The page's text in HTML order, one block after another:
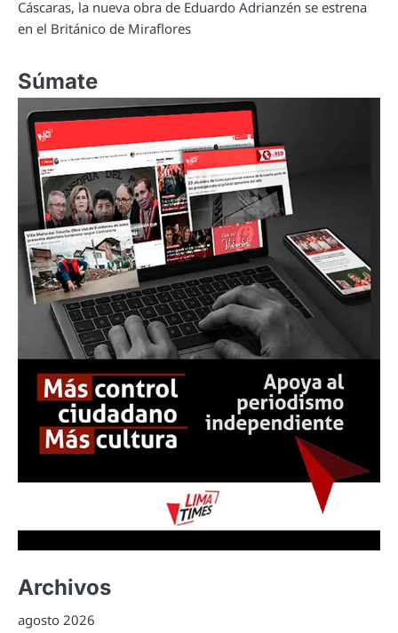
Cáscaras, la nueva obra de Eduardo Adrianzén se estrena
en el Británico de Miraflores
Súmate
Archivos
agosto 2026